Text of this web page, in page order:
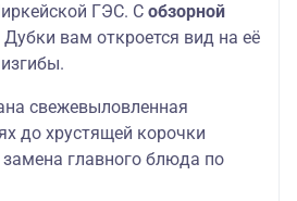
ГЭС. С обзорной
Дубки вам откроется вид на её
свежевыловленная
до хрустящей корочки
главного блюда по